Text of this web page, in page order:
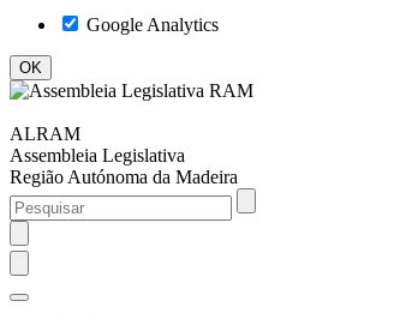
Google Analytics
ALRAM
Assembleia Legislativa
Região Autónoma da Madeira